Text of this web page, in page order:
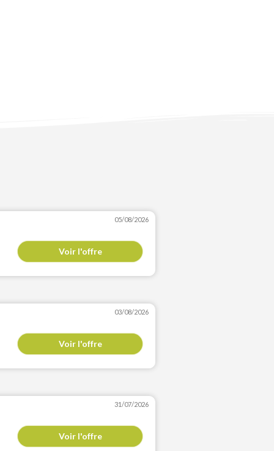
05/08/2026
Voir l'offre
03/08/2026
Voir l'offre
31/07/2026
Voir l'offre